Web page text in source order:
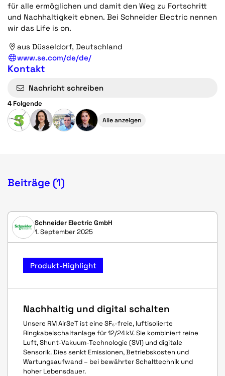
für alle ermöglichen und damit den Weg zu Fortschritt
und Nachhaltigkeit ebnen. Bei Schneider Electric nennen
wir das Life is on.
aus Düsseldorf, Deutschland
www.se.com/de/de/
Kontakt
Nachricht schreiben
4 Folgende
Alle anzeigen
Beiträge (1)
Schneider Electric GmbH
1. September 2025
Produkt-Highlight
Nachhaltig und digital schalten
Unsere RM AirSeT ist eine SF₆-freie, luftisolierte
Ringkabelschaltanlage für 12/24 kV. Sie kombiniert reine
Luft, Shunt-Vakuum-Technologie (SVI) und digitale
Sensorik. Dies senkt Emissionen, Betriebskosten und
Wartungsaufwand – bei bewährter Schalttechnik und
hoher Lebensdauer.